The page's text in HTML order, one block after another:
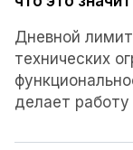
Дневной
технических
делает